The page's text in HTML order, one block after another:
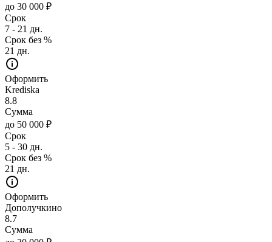
до 30 000 ₽
Срок
7 - 21 дн.
Срок без %
21 дн.
Оформить
Krediska
8.8
Сумма
до 50 000 ₽
Срок
5 - 30 дн.
Срок без %
21 дн.
Оформить
Дополучкино
8.7
Сумма